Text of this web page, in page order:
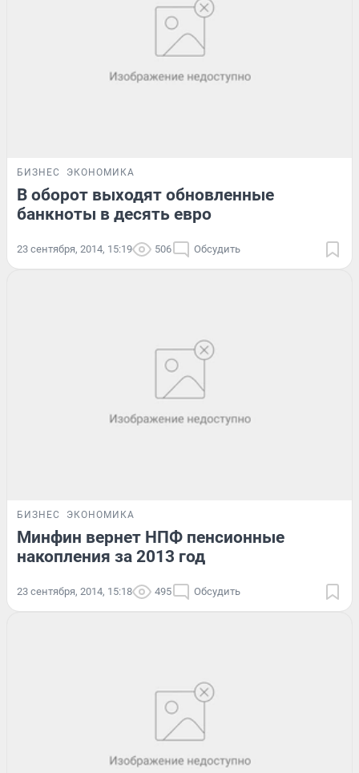
БИЗНЕС ЭКОНОМИКА
В оборот выходят обновленные
банкноты в десять евро
23 сентября, 2014, 15:19 506 Обсудить
БИЗНЕС ЭКОНОМИКА
Минфин вернет НПФ пенсионные
накопления за 2013 год
23 сентября, 2014, 15:18 495 Обсудить